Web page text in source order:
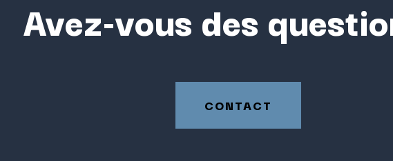
Avez-vous des
CONTACT